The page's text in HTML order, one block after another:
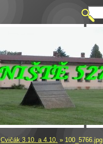
Cvičák 3.10. a 4.10. » 100_5766.jpg